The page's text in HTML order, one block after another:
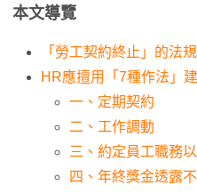
本文導覽
「勞工契約終止」的法
HR應擅用「7種作法」
一、定期契約
二、工作調動
三、約定員工職務
四、年終獎金透露